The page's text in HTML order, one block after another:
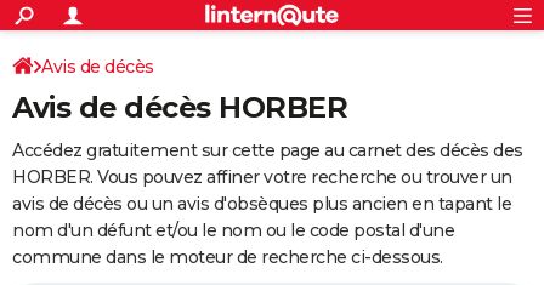
ACTUALITÉS
Politique
Société
Faits Divers
Education
Monde
Villes
+
SPORT
Coupe du monde 2026
Football
Tennis
Cyclisme
Rugby
Forum
Programme TV
TNT
Streaming
Cinéma
Sorties cinéma
Musique
+
FINANCE
Retraite
Epargne
Immobilier
Risques naturels par ville
Banque
Assurance
AUTO
Essais
Réserver un essai
Citadines
Berlines
SUV
Forum auto
+
Avis de décès
Avis de décès HORBER
Accédez gratuitement sur cette page au carnet des décès des
HORBER. Vous pouvez affiner votre recherche ou trouver un
avis de décès ou un avis d'obsèques plus ancien en tapant le
nom d'un défunt et/ou le nom ou le code postal d'une
commune dans le moteur de recherche ci-dessous.